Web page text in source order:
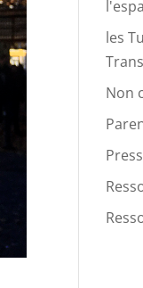
les
Trans
Non